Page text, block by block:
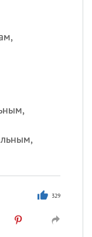
329
именины